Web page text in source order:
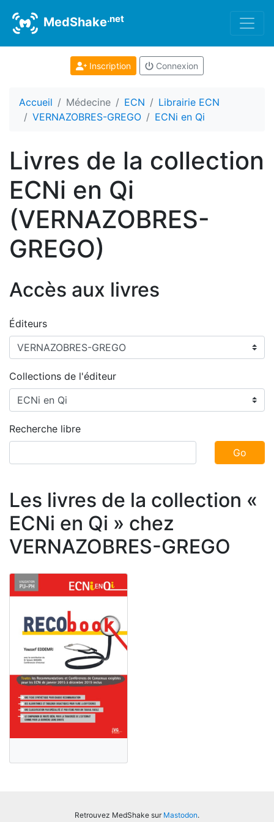
MedShake.net
Inscription Connexion
Accueil Médecine ECN
Librairie ECN
VERNAZOBRES-GREGO
ECNi en Qi
Livres de la collection
ECNi en Qi
(VERNAZOBRES-
GREGO)
Accès aux livres
Éditeurs
Collections de l'éditeur
Recherche libre
Go
Les livres de la collection «
ECNi en Qi » chez
VERNAZOBRES-GREGO
Retrouvez MedShake sur Mastodon.